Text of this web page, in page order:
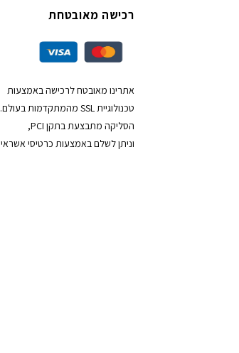
רכישה מאובטחת
אתרינו מאובטח לרכישה באמצעות
טכנולוגיית SSL מהמתקדמות בעולם.
הסליקה מתבצעת בתקן PCI,
וניתן לשלם באמצעות כרטיסי אשראי